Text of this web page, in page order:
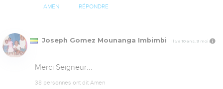
AMEN RÉPONDRE
Joseph Gomez Mounanga Imbimbi Il y a 10 ans, 9 mois
Merci Seigneur...
38 personnes ont dit Amen